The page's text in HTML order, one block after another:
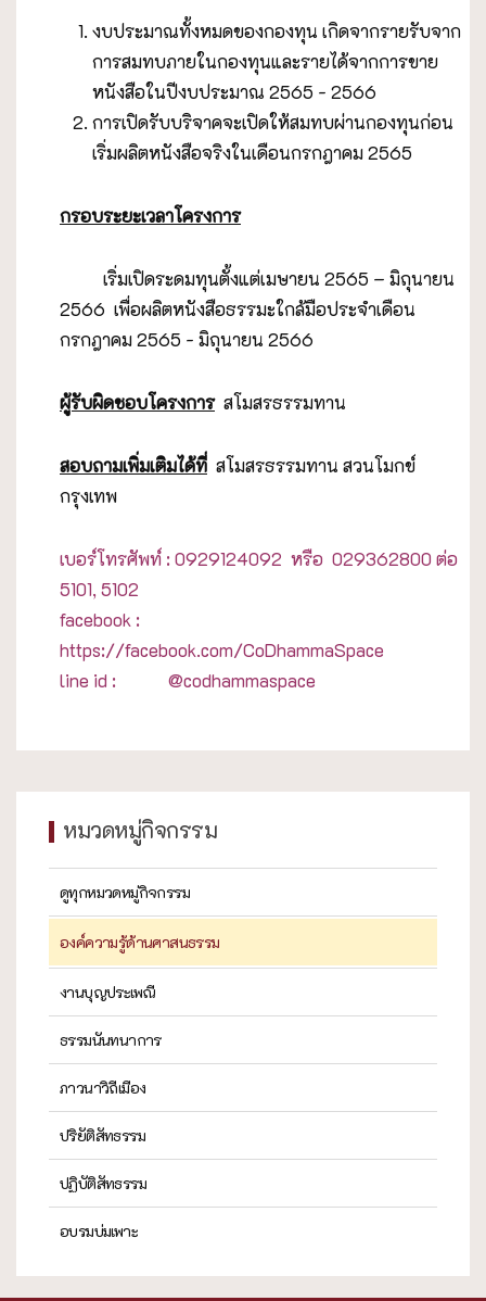
งบประมาณทั้งหมดของกองทุน เกิดจากรายรับจาก
การสมทบภายในกองทุนและรายได้จากการขาย
หนังสือในปีงบประมาณ 2565 - 2566
การเปิดรับบริจาคจะเปิดให้สมทบผ่านกองทุนก่อน
เริ่มผลิตหนังสือจริงในเดือนกรกฎาคม 2565
กรอบระยะเวลาโครงการ
เริ่มเปิดระดมทุนตั้งแต่เมษายน 2565 – มิถุนายน
2566 เพื่อผลิตหนังสือธรรมะใกล้มือประจำเดือน
กรกฎาคม 2565 - มิถุนายน 2566
ผู้รับผิดชอบโครงการ สโมสรธรรมทาน
สอบถามเพิ่มเติมได้ที่ สโมสรธรรมทาน สวนโมกข์
กรุงเทพ
เบอร์โทรศัพท์ : 0929124092 หรือ 029362800 ต่อ
5101, 5102
facebook :
https://facebook.com/CoDhammaSpace
line id : @codhammaspace
หมวดหมู่กิจกรรม
ดูทุกหมวดหมู่กิจกรรม
องค์ความรู้ด้านศาสนธรรม
งานบุญประเพณี
ธรรมนันทนาการ
ภาวนาวิถีเมือง
ปริยัติสัทธรรม
ปฏิบัติสัทธรรม
อบรมบ่มเพาะ